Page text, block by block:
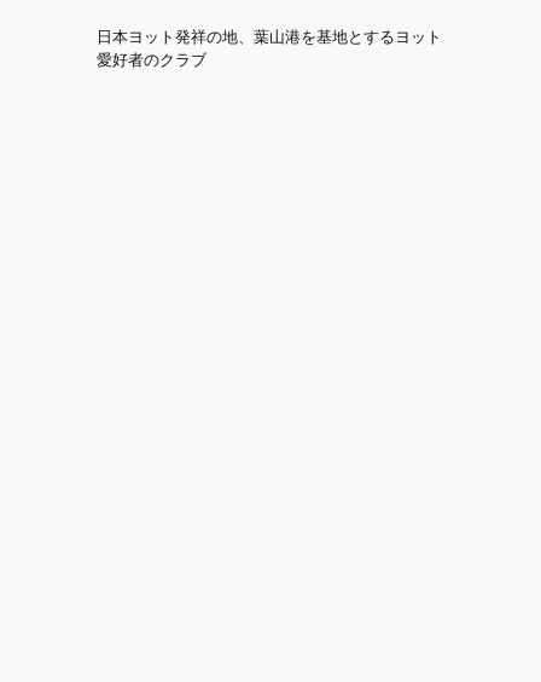
日本ヨット発祥の地、葉山港を基地とするヨット
愛好者のクラブ